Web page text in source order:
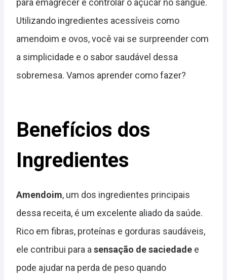
para emagrecer e controlar o açúcar no sangue.
Utilizando ingredientes acessíveis como
amendoim e ovos, você vai se surpreender com
a simplicidade e o sabor saudável dessa
sobremesa. Vamos aprender como fazer?
Benefícios dos
Ingredientes
Amendoim, um dos ingredientes principais
dessa receita, é um excelente aliado da saúde.
Rico em fibras, proteínas e gorduras saudáveis,
ele contribui para a sensação de saciedade e
pode ajudar na perda de peso quando